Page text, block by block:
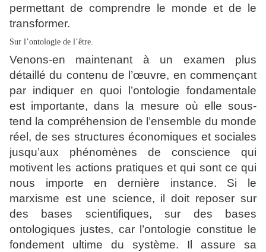
permettant de comprendre le monde et de le
transformer.
Sur l’ontologie de l’être.
Venons-en maintenant à un examen plus
détaillé du contenu de l’œuvre, en commençant
par indiquer en quoi l’ontologie fondamentale
est importante, dans la mesure où elle sous-
tend la compréhension de l’ensemble du monde
réel, de ses structures économiques et sociales
jusqu’aux phénomènes de conscience qui
motivent les actions pratiques et qui sont ce qui
nous importe en dernière instance. Si le
marxisme est une science, il doit reposer sur
des bases scientifiques, sur des bases
ontologiques justes, car l’ontologie constitue le
fondement ultime du système. Il assure sa